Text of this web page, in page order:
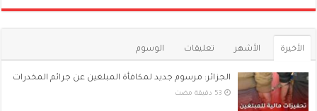
الأخيرة الأشهر تعليقات الوسوم
الجزائر: مرسوم جديد لمكافأة المبلغين عن جرائم المخدرات